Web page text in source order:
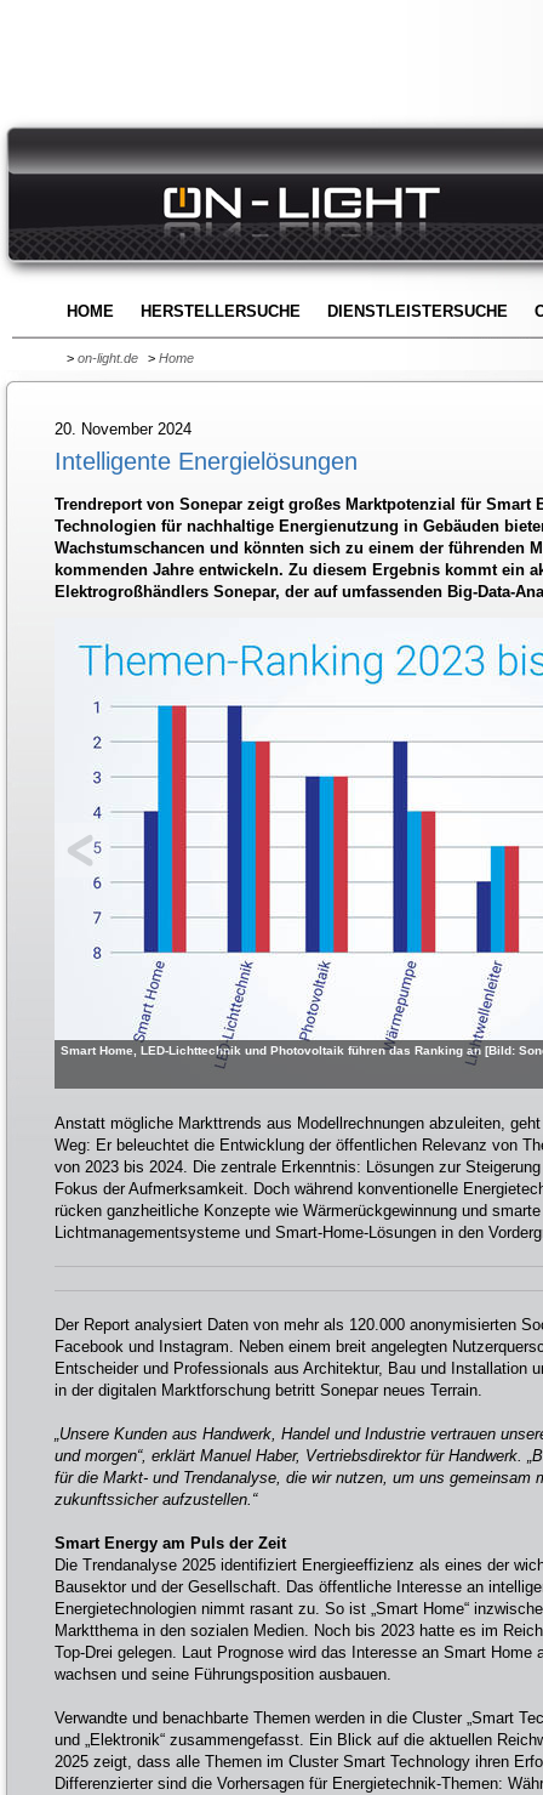
HOME HERSTELLERSUCHE DIENSTLEISTERSUCHE
> on-light.de > Home
20. November 2024
Intelligente Energielösungen
Trendreport von Sonepar zeigt großes Marktpotenzial für Smart
Technologien für nachhaltige Energienutzung in Gebäuden
Wachstumschancen und könnten sich zu einem der führenden
kommenden Jahre entwickeln. Zu diesem Ergebnis kommt ein
Elektrogroßhändlers Sonepar, der auf umfassenden Big-Data-
Smart Home, LED-Lichttechnik und Photovoltaik führen das Ranking an [Bild:
Anstatt mögliche Markttrends aus Modellrechnungen abzuleiten,
Weg: Er beleuchtet die Entwicklung der öffentlichen Relevanz von
von 2023 bis 2024. Die zentrale Erkenntnis: Lösungen zur
Fokus der Aufmerksamkeit. Doch während konventionelle
rücken ganzheitliche Konzepte wie Wärmerückgewinnung und
Lichtmanagementsysteme und Smart-Home-Lösungen in den
Der Report analysiert Daten von mehr als 120.000 anonymisierten
Facebook und Instagram. Neben einem breit angelegten
Entscheider und Professionals aus Architektur, Bau und Installation
in der digitalen Marktforschung betritt Sonepar neues Terrain.
„Unsere Kunden aus Handwerk, Handel und Industrie vertrauen
und morgen“, erklärt Manuel Haber, Vertriebsdirektor für Handwerk.
für die Markt- und Trendanalyse, die wir nutzen, um uns gemeinsam
zukunftssicher aufzustellen.“
Smart Energy am Puls der Zeit
Die Trendanalyse 2025 identifiziert Energieeffizienz als eines der
Bausektor und der Gesellschaft. Das öffentliche Interesse an
Energietechnologien nimmt rasant zu. So ist „Smart Home“
Marktthema in den sozialen Medien. Noch bis 2023 hatte es im
Top-Drei gelegen. Laut Prognose wird das Interesse an Smart Home
wachsen und seine Führungsposition ausbauen.
Verwandte und benachbarte Themen werden in die Cluster „Smart
und „Elektronik“ zusammengefasst. Ein Blick auf die aktuellen
2025 zeigt, dass alle Themen im Cluster Smart Technology ihren
Differenzierter sind die Vorhersagen für Energietechnik-Themen: